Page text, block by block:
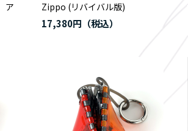
ア
Zippo (リバイバル版)
17,380円